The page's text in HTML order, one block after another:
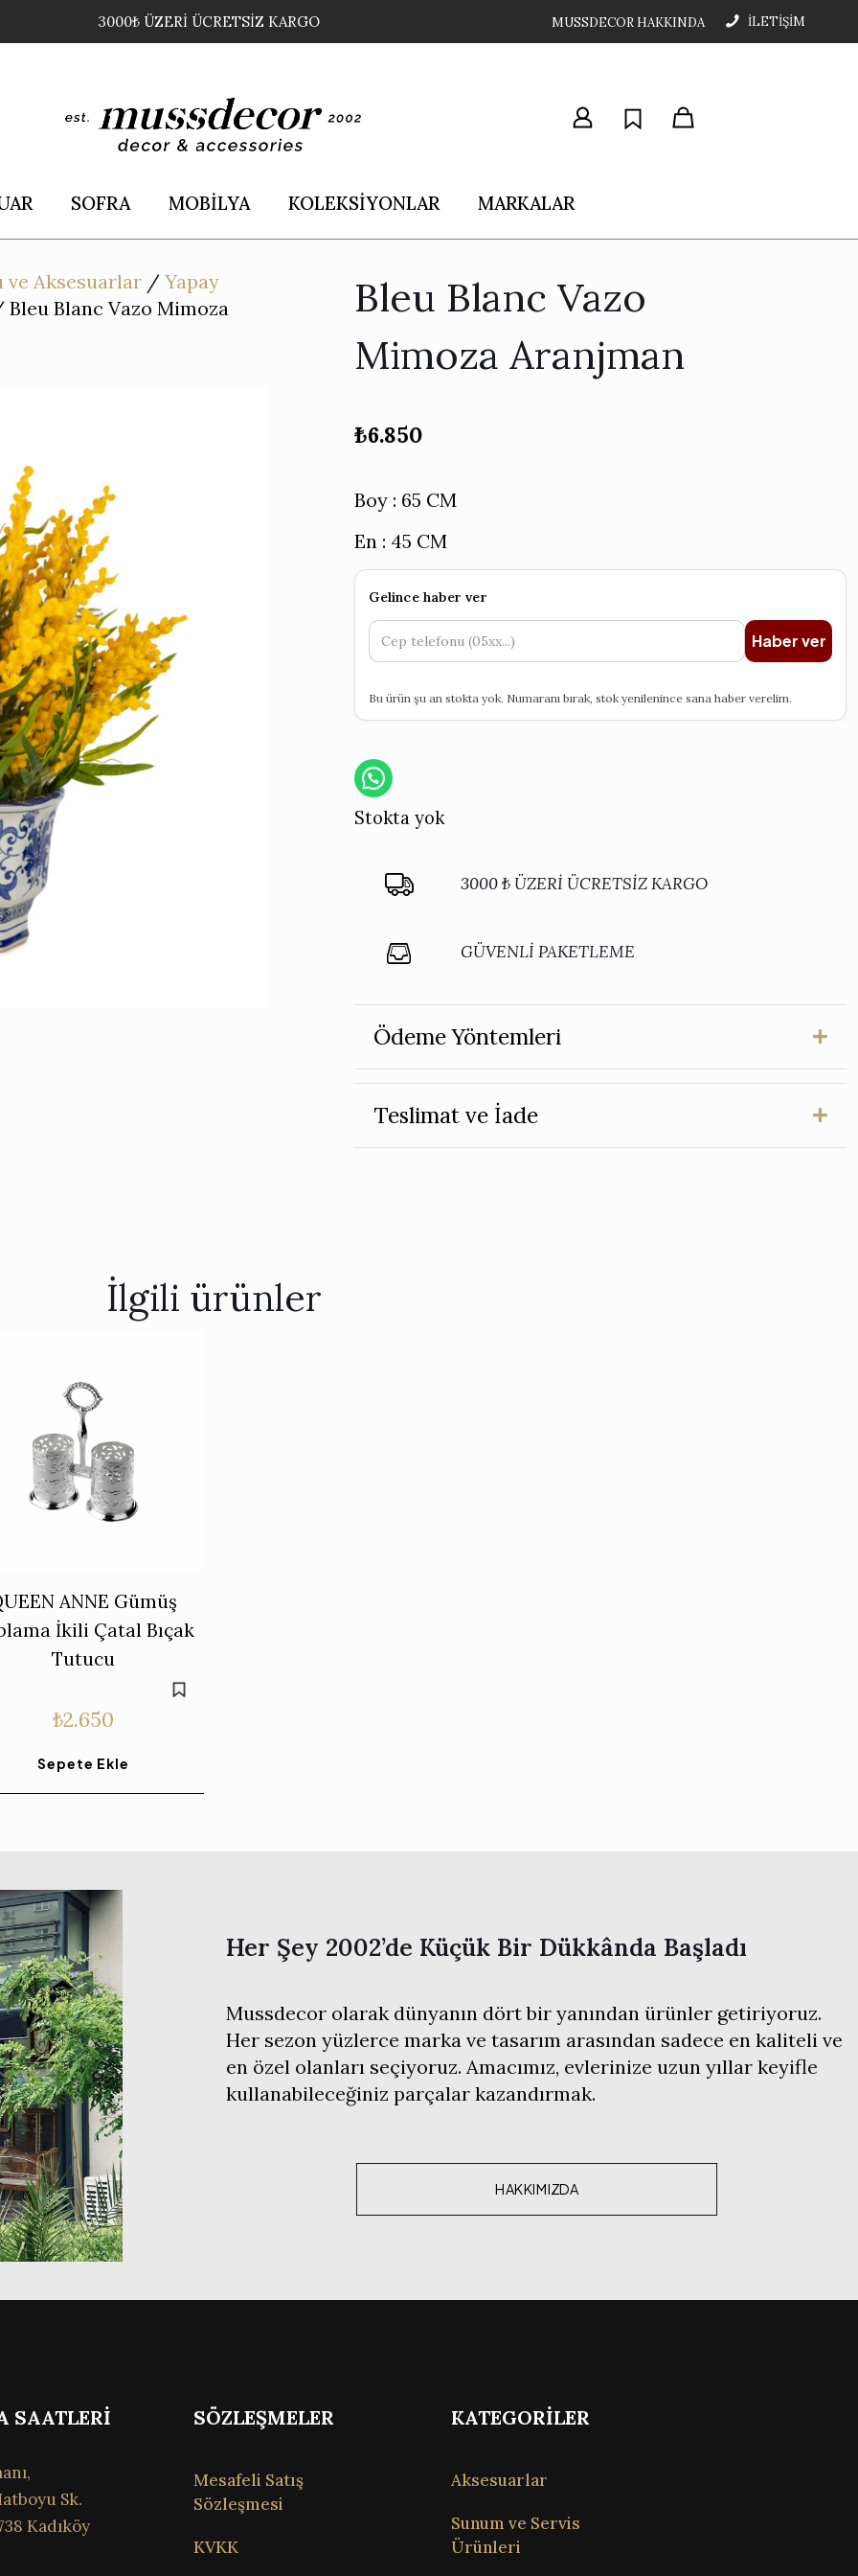
3000₺ ÜZERİ ÜCRETSİZ KARGO MUSSDECOR HAKKINDA İLETİŞİM
SOFRA MOBİLYA KOLEKSİYONLAR MARKALAR
ve Aksesuarlar/ Yapay
Bleu Blanc Vazo Mimoza
Bleu Blanc Vazo
Mimoza Aranjman
₺6.850
Boy : 65 CM
En : 45 CM
Gelince haber ver
Haber ver
Bu ürün şu an stokta yok. Numaranı bırak, stok yenilenince sana haber verelim.
Stokta yok
3000 ₺ ÜZERİ ÜCRETSİZ KARGO
GÜVENLİ PAKETLEME
Ödeme Yöntemleri
Teslimat ve İade
İlgili ürünler
ANNE Gümüş
İkili Çatal Bıçak
Tutucu
₺2.650
Sepete Ekle
Her Şey 2002’de Küçük Bir Dükkânda Başladı
Mussdecor olarak dünyanın dört bir yanından ürünler getiriyoruz.
Her sezon yüzlerce marka ve tasarım arasından sadece en kaliteli ve
en özel olanları seçiyoruz. Amacımız, evlerinize uzun yıllar keyifle
kullanabileceğiniz parçalar kazandırmak.
HAKKIMIZDA
SAATLERİ
Sk.
Kadıköy
SÖZLEŞMELER
Mesafeli Satış
Sözleşmesi
KVKK
KATEGORİLER
Aksesuarlar
Sunum ve Servis
Ürünleri